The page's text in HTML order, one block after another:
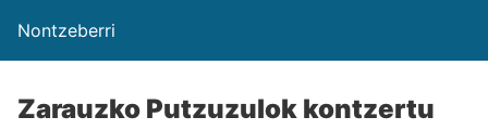
Nontzeberri
Zarauzko Putzuzulok kontzertu